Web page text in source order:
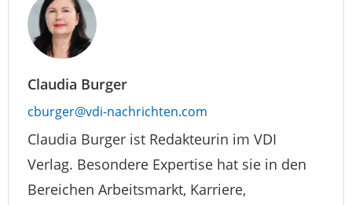
Claudia Burger
cburger@vdi-nachrichten.com
Claudia Burger ist Redakteurin im VDI
Verlag. Besondere Expertise hat sie in den
Bereichen Arbeitsmarkt, Karriere,